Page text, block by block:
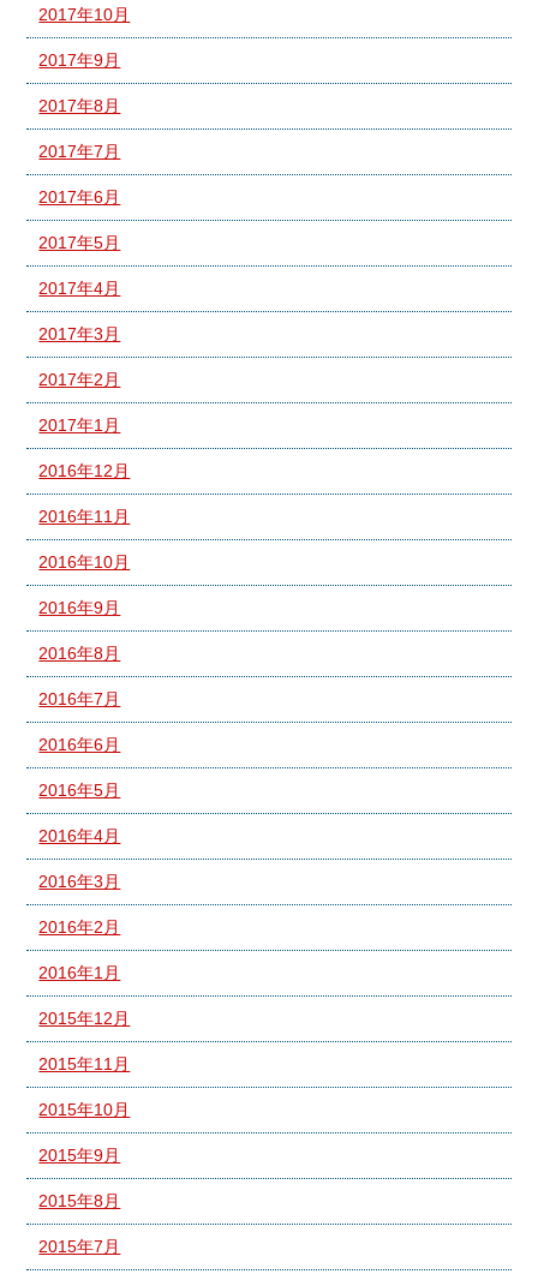
2017年10月
2017年9月
2017年8月
2017年7月
2017年6月
2017年5月
2017年4月
2017年3月
2017年2月
2017年1月
2016年12月
2016年11月
2016年10月
2016年9月
2016年8月
2016年7月
2016年6月
2016年5月
2016年4月
2016年3月
2016年2月
2016年1月
2015年12月
2015年11月
2015年10月
2015年9月
2015年8月
2015年7月